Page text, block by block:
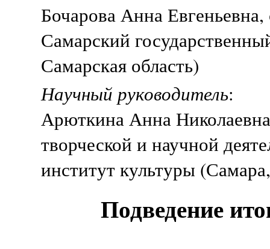
Бочарова Анна Евгеньевна,
Самарский
Самарская область)
Научный руководитель:
Арюткина Анна
творческой и научной
институт культуры
Подведение